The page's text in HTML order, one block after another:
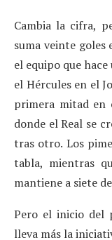
Cambia la cifra,
suma veinte goles
el equipo que
el Hércules en el
primera mitad en
donde el Real se
tras otro. Los
tabla, mientras
mantiene a siete
Pero el inicio del
lleva más la